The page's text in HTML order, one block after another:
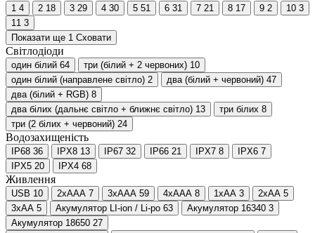
1 4 2 18 3 29 4 30 5 51 6 31 7 21 8 17 9 2 10 3
11 3
Показати ще 1 Сховати
Світлодіоди
один білий 64 три (білий + 2 червоних) 10
один білий (направлене світло) 2 два (білий + червоний) 47
два (білий + RGB) 8
два білих (дальнє світло + ближнє світло) 13 три білих 8
три (2 білих + червоний) 24
Водозахищеність
IP68 36 IPX8 13 IP67 32 IP66 21 IPX7 8 IPX6 7
IPX5 20 IPX4 68
Живлення
USB 10 2xAAA 7 3xAAA 59 4xAAA 8 1xAA 3 2xAA 5
3xAA 5 Акумулятор LI-ion / Li-po 63 Акумулятор 16340 3
Акумулятор 18650 27